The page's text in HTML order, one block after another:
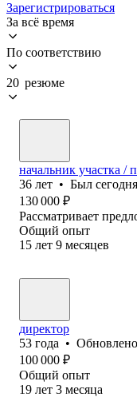
Зарегистрироваться
За всё время
По соответствию
20 резюме
начальник участка
36 лет • Был сегодня
130 000 ₽
Рассматривает
Общий опыт
15 лет 9 месяцев
директор
53 года • Обновлено
100 000 ₽
Общий опыт
19 лет 3 месяца